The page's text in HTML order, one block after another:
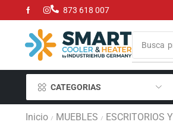
873 618 007
Busca
CATEGORIAS
Inicio / MUEBLES / ESCRITORIOS